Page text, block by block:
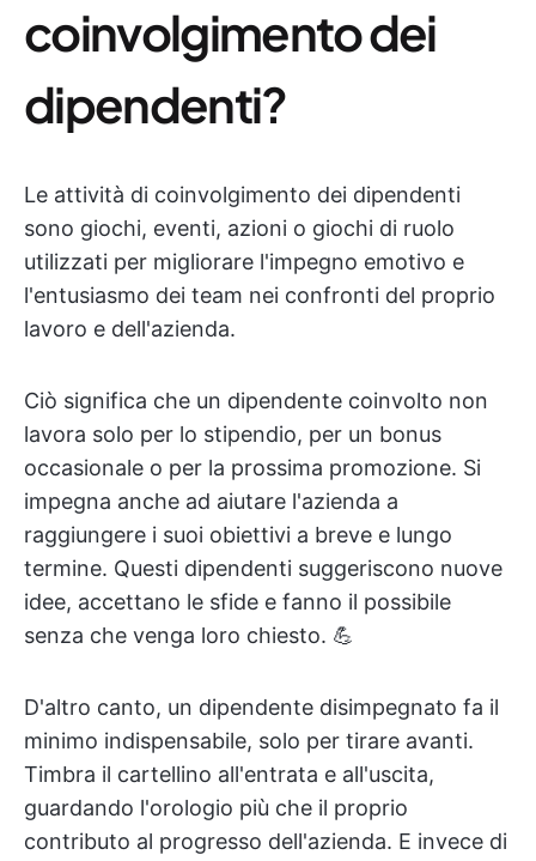
coinvolgimento dei
dipendenti?
Le attività di coinvolgimento dei dipendenti
sono giochi, eventi, azioni o giochi di ruolo
utilizzati per migliorare l'impegno emotivo e
l'entusiasmo dei team nei confronti del proprio
lavoro e dell'azienda.
Ciò significa che un dipendente coinvolto non
lavora solo per lo stipendio, per un bonus
occasionale o per la prossima promozione. Si
impegna anche ad aiutare l'azienda a
raggiungere i suoi obiettivi a breve e lungo
termine. Questi dipendenti suggeriscono nuove
idee, accettano le sfide e fanno il possibile
senza che venga loro chiesto. 💪
D'altro canto, un dipendente disimpegnato fa il
minimo indispensabile, solo per tirare avanti.
Timbra il cartellino all'entrata e all'uscita,
guardando l'orologio più che il proprio
contributo al progresso dell'azienda. E invece di